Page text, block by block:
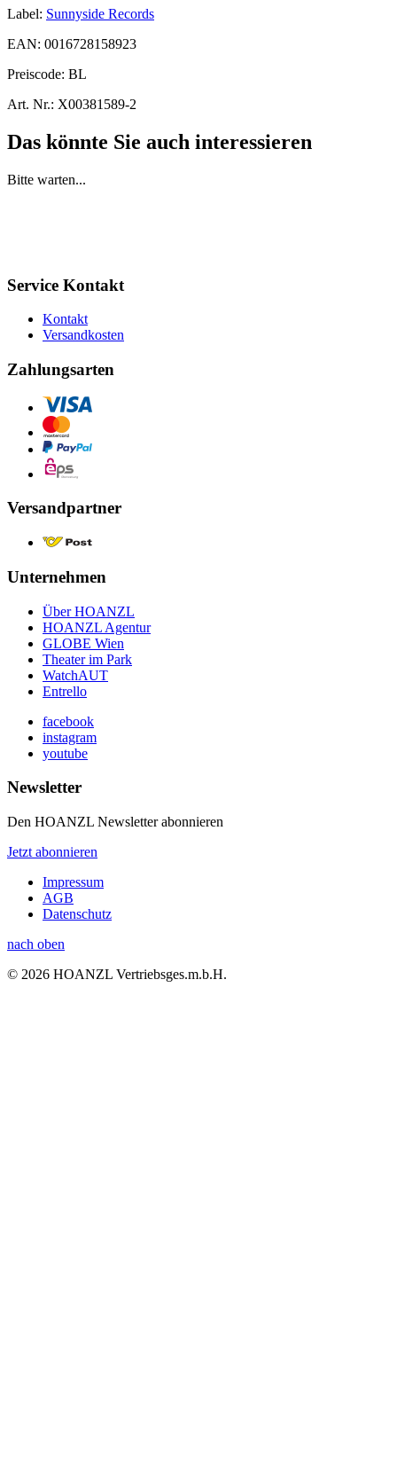
Label: Sunnyside Records
EAN: 0016728158923
Preiscode: BL
Art. Nr.: X00381589-2
Das könnte Sie auch interessieren
Bitte warten...
Service Kontakt
Kontakt
Versandkosten
Zahlungsarten
Versandpartner
Unternehmen
Über HOANZL
HOANZL Agentur
GLOBE Wien
Theater im Park
WatchAUT
Entrello
facebook
instagram
youtube
Newsletter
Den HOANZL Newsletter abonnieren
Jetzt abonnieren
Impressum
AGB
Datenschutz
nach oben
© 2026 HOANZL Vertriebsges.m.b.H.